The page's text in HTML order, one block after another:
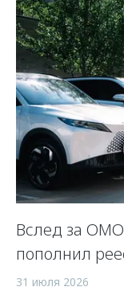
Вслед за
пополнил
31 июля 2026